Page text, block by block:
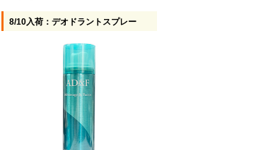
8/10入荷：デオドラントスプレー